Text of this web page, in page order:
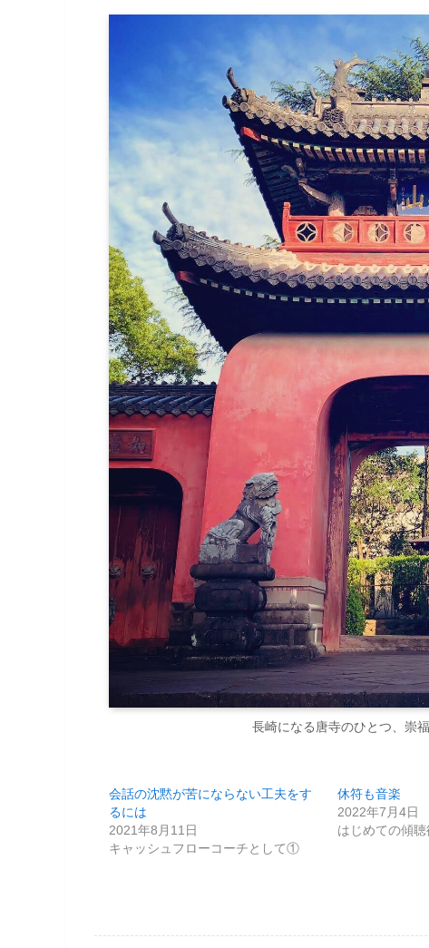
長崎になる唐寺のひとつ、崇
会話の沈黙が苦にならない工夫をす
るには
2021年8月11日
キャッシュフローコーチとして①
休符も音楽
2022年7月4日
はじめての傾聴